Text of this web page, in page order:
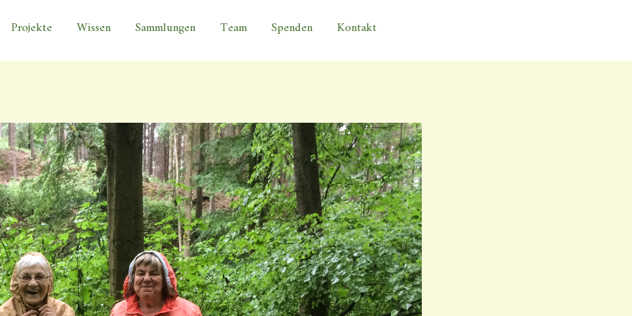
Projekte Wissen Sammlungen Team Spenden Kontakt
0404